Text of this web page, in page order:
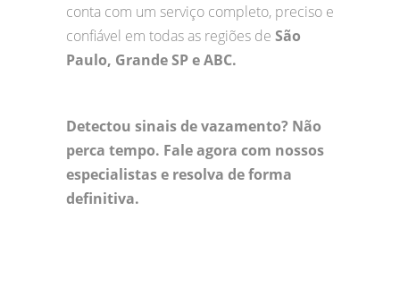
conta com um serviço completo, preciso e
confiável em todas as regiões de São
Paulo, Grande SP e ABC.
Detectou sinais de vazamento? Não
perca tempo. Fale agora com nossos
especialistas e resolva de forma
definitiva.